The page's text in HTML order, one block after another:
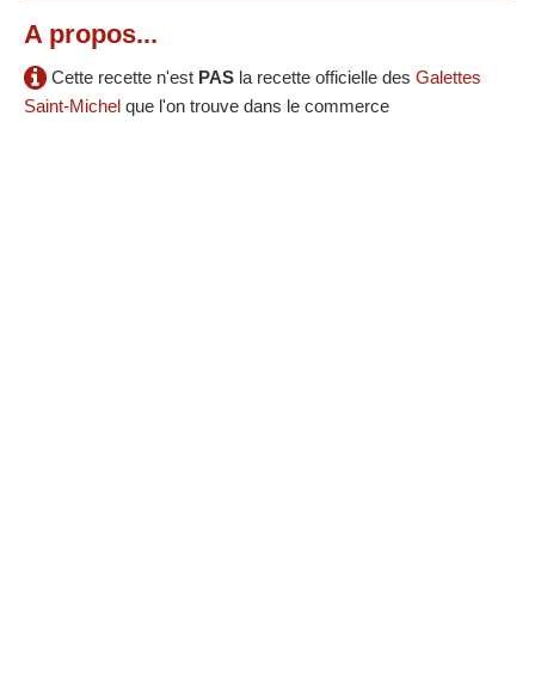
A propos...
Cette recette n'est PAS la recette officielle des Galettes
Saint-Michel que l'on trouve dans le commerce